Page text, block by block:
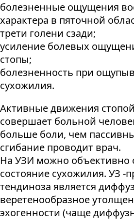
болезненные ощущения
характера в пяточной
трети голени сзади;
усиление болевых
стопы;
болезненность при
сухожилия.
Активные движения
совершает больной
больше боли, чем
сгибание проводит врач.
На УЗИ можно объективно
состояние сухожилия. УЗ -
тендиноза является
веретенообразное
эхогенности (чаще